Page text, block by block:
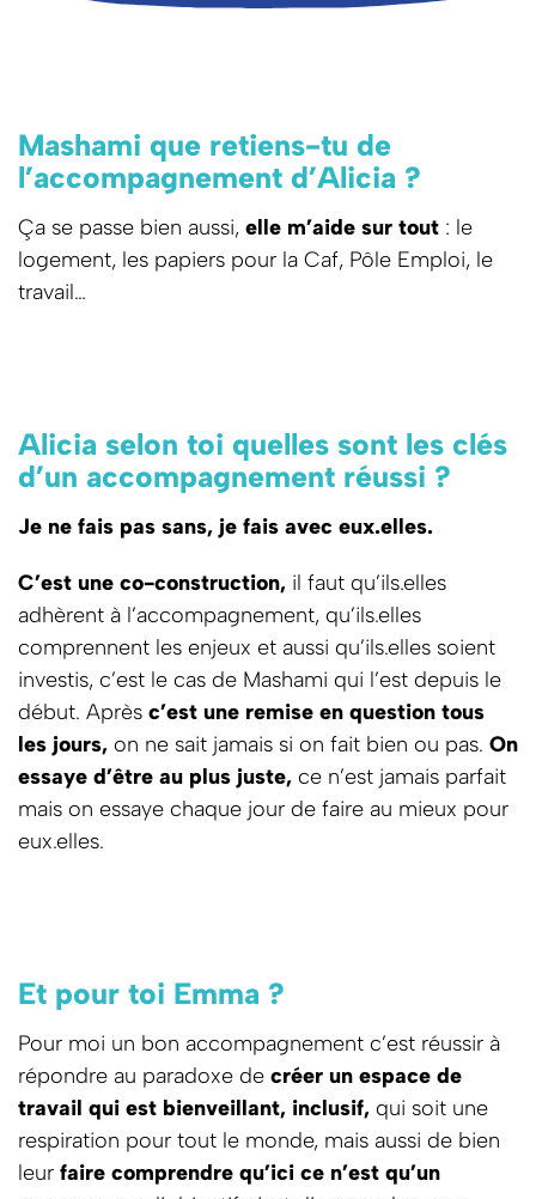
Mashami que retiens-tu de
l’accompagnement d’Alicia ?
Ça se passe bien aussi, elle m’aide sur tout : le
logement, les papiers pour la Caf, Pôle Emploi, le
travail…
Alicia selon toi quelles sont les clés
d’un accompagnement réussi ?
Je ne fais pas sans, je fais avec eux.elles.
C’est une co-construction, il faut qu’ils.elles
adhèrent à l’accompagnement, qu’ils.elles
comprennent les enjeux et aussi qu’ils.elles soient
investis, c’est le cas de Mashami qui l’est depuis le
début. Après c’est une remise en question tous
les jours, on ne sait jamais si on fait bien ou pas. On
essaye d’être au plus juste, ce n’est jamais parfait
mais on essaye chaque jour de faire au mieux pour
eux.elles.
Et pour toi Emma ?
Pour moi un bon accompagnement c’est réussir à
répondre au paradoxe de créer un espace de
travail qui est bienveillant, inclusif, qui soit une
respiration pour tout le monde, mais aussi de bien
leur faire comprendre qu’ici ce n’est qu’un